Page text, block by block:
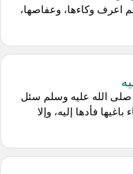
اعرف وكاءها، وعفاصها،
صلى الله عليه وسلم سئل
فأدها إليه، وإلا